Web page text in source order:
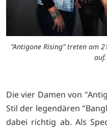
"Antigone Rising" treten am
Die vier Damen von "
Stil der legendären
dabei richtig ab. Als